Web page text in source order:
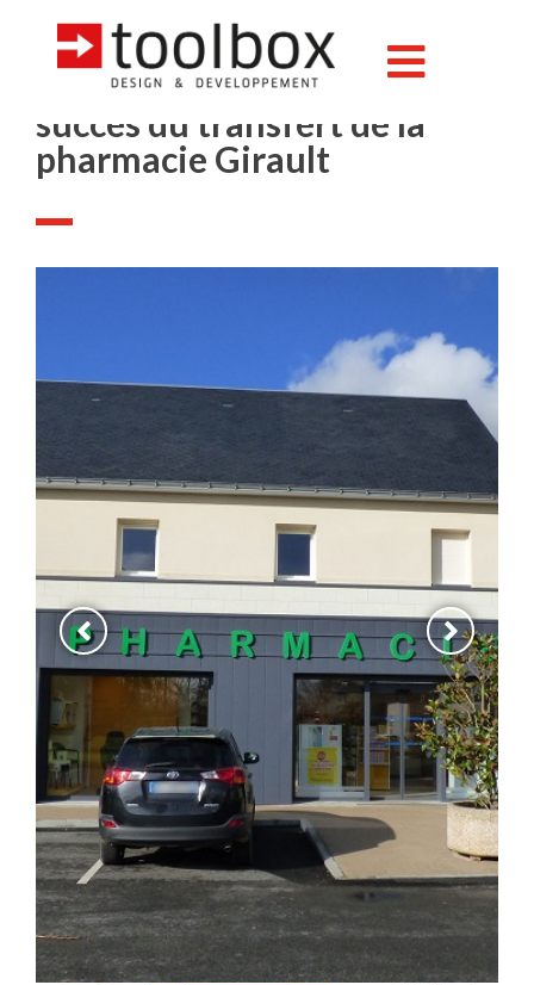
Varennes-sur-Loire : le
succès du transfert de la
pharmacie Girault